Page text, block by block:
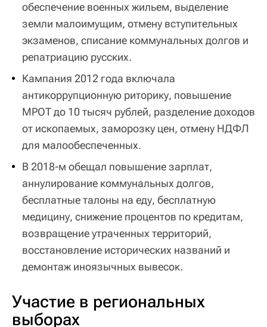
обеспечение военных жильем, выделение
земли малоимущим, отмену вступительных
экзаменов, списание коммунальных долгов и
репатриацию русских.
Кампания 2012 года включала
антикоррупционную риторику, повышение
МРОТ до 10 тысяч рублей, разделение доходов
от ископаемых, заморозку цен, отмену НДФЛ
для малообеспеченных.
В 2018-м обещал повышение зарплат,
аннулирование коммунальных долгов,
бесплатные талоны на еду, бесплатную
медицину, снижение процентов по кредитам,
возвращение утраченных территорий,
восстановление исторических названий и
демонтаж иноязычных вывесок.
Участие в региональных
выборах